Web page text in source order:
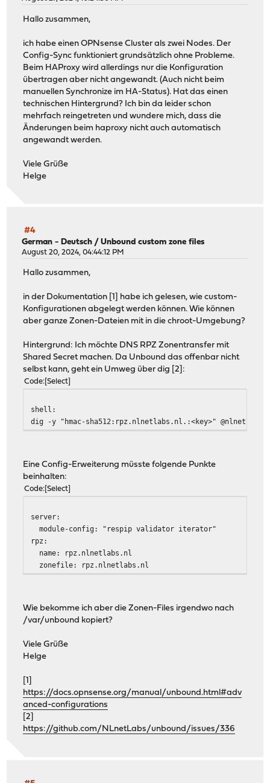
Hallo zusammen,
ich habe einen OPNsense Cluster als zwei Nodes. Der
Config-Sync funktioniert grundsätzlich ohne Probleme.
Beim HAProxy wird allerdings nur die Konfiguration
übertragen aber nicht angewandt. (Auch nicht beim
manuellen Synchronize im HA-Status). Hat das einen
technischen Hintergrund? Ich bin da leider schon
mehrfach reingetreten und wundere mich, dass die
Änderungen beim haproxy nicht auch automatisch
angewandt werden.
Viele Grüße
Helge
#4
German - Deutsch /Unbound custom zone files
August 20, 2024, 04:44:12 PM
Hallo zusammen,
in der Dokumentation [1] habe ich gelesen, wie custom-
Konfigurationen abgelegt werden können. Wie können
aber ganze Zonen-Dateien mit in die chroot-Umgebung?
Hintergrund: Ich möchte DNS RPZ Zonentransfer mit
Shared Secret machen. Da Unbound das offenbar nicht
selbst kann, geht ein Umweg über dig [2]:
Code Select
shell:
dig -y "hmac-sha512:rpz.nlnetlabs.nl.:<key>"
Eine Config-Erweiterung müsste folgende Punkte
beinhalten:
Code Select
server:
module-config: "respip validator iterator"
rpz:
name: rpz.nlnetlabs.nl
zonefile: rpz.nlnetlabs.nl
Wie bekomme ich aber die Zonen-Files irgendwo nach
/var/unbound kopiert?
Viele Grüße
Helge
[1]
https://docs.opnsense.org/manual/unbound.html#adv
anced-configurations
[2]
https://github.com/NLnetLabs/unbound/issues/336